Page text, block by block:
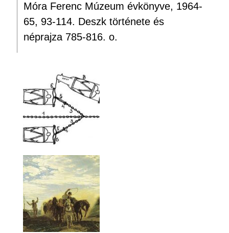
Móra Ferenc Múzeum évkönyve, 1964-
65, 93-114. Deszk története és
néprajza 785-816. o.